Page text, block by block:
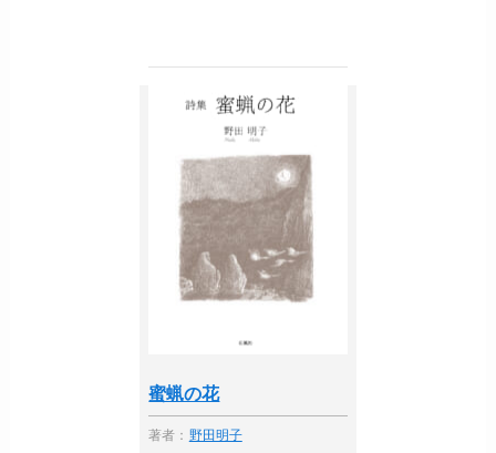
蜜蝋の花
著者： 野田明子